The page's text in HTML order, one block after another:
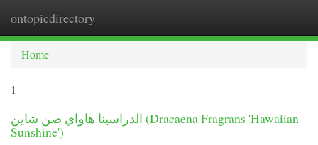
ontopicdirectory
Home
1
الدراسينا هاواي صن شاين (Dracaena Fragrans 'Hawaiian
Sunshine')